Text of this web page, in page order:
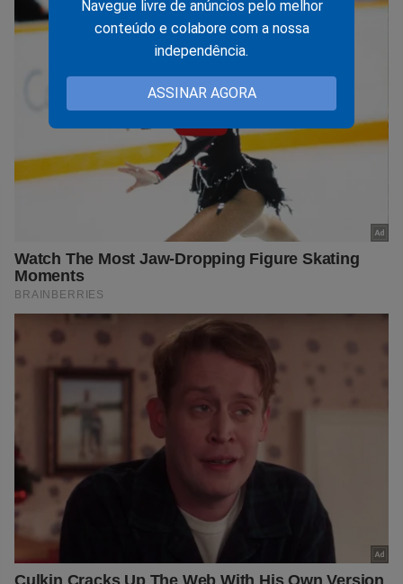
Navegue livre de anúncios pelo melhor
conteúdo e colabore com a nossa
independência.
ASSINAR AGORA